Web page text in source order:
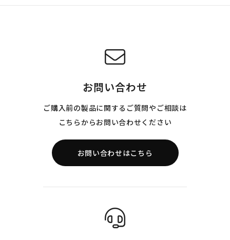
お問い合わせ
ご購入前の製品に関するご質問やご相談は
こちらからお問い合わせください
お問い合わせはこちら